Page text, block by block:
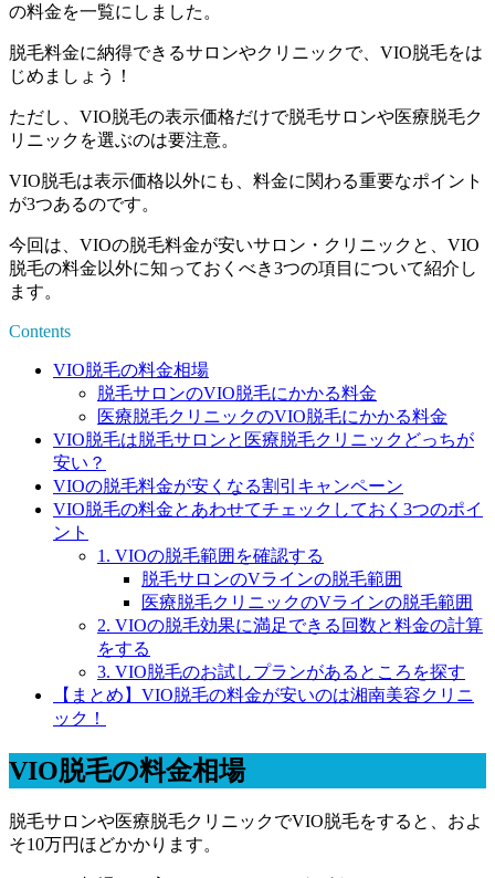
の料金を一覧にしました。
脱毛料金に納得できるサロンやクリニックで、VIO脱毛をは
じめましょう！
ただし、 VIO脱毛の表示価格だけで脱毛サロンや医療脱毛ク
リニックを選ぶのは要注意。
VIO脱毛は表示価格以外にも、 料金に関わる重要なポイント
が3つあるのです。
今回は、VIOの脱毛料金が安いサロン・クリニックと、VIO
脱毛の料金以外に知っておくべき3つの項目について紹介し
ます。
Contents
VIO脱毛の料金相場
脱毛サロンのVIO脱毛にかかる料金
医療脱毛クリニックのVIO脱毛にかかる料金
VIO脱毛は脱毛サロンと医療脱毛クリニックどっちが
安い？
VIOの脱毛料金が安くなる割引キャンペーン
VIO脱毛の料金とあわせてチェックしておく3つのポイ
ント
1. VIOの脱毛範囲を確認する
脱毛サロンのVラインの脱毛範囲
医療脱毛クリニックのVラインの脱毛範囲
2. VIOの脱毛効果に満足できる回数と料金の計算
をする
3. VIO脱毛のお試しプランがあるところを探す
【まとめ】VIO脱毛の料金が安いのは湘南美容クリニ
ック！
VIO脱毛の料金相場
脱毛サロンや医療脱毛クリニックでVIO脱毛をすると、 およ
そ10万円 ほどかかります。